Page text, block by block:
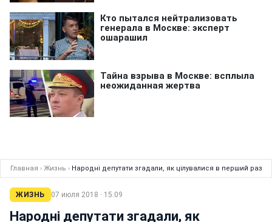
Главная › Жизнь › Народні депутати згадали, як цілувалися в перший раз
ЖИЗНЬ 07 июля 2018 · 15:09
Народні депутати згадали, як